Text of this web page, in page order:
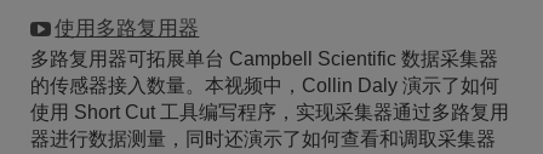
使用多路复用器
多路复用器可拓展单台 Campbell Scientific 数据采集器
的传感器接入数量。本视频中，Collin Daly 演示了如何
使用 Short Cut 工具编写程序，实现采集器通过多路复用
器进行数据测量，同时还演示了如何查看和调取采集器